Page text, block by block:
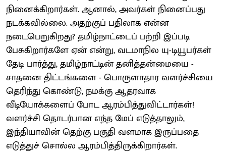
நினைக்கிறார்கள். ஆனால், அவர்கள் நினைப்பது
நடக்கவில்லை. அதற்குப் பதிலாக என்ன
நடைபெறுகிறது? தமிழ்நாட்டைப் பற்றி இப்படி
பேசுகிறார்களே ஏன் என்று, வடமாநில யு-டியூபர்கள்
தேடி பார்த்து, தமிழ்நாட்டின் தனித்தன்மையை -
சாதனை திட்டங்களை - பொருளாதார வளர்ச்சியை
தெரிந்து கொண்டு, நமக்கு ஆதரவாக
வீடியோக்களைப் போட ஆரம்பித்துவிட்டார்கள்!
வளர்ச்சி தொடர்பான எந்த மேப் எடுத்தாலும்,
இந்தியாவின் தெற்கு பகுதி வளமாக இருப்பதை
எடுத்துச் சொல்ல ஆரம்பித்திருக்கிறார்கள்.